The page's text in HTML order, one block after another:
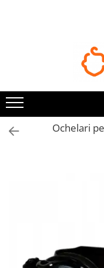
Bariere protectie pentru
Protectii mobilier
Protectii casa
Ochelari